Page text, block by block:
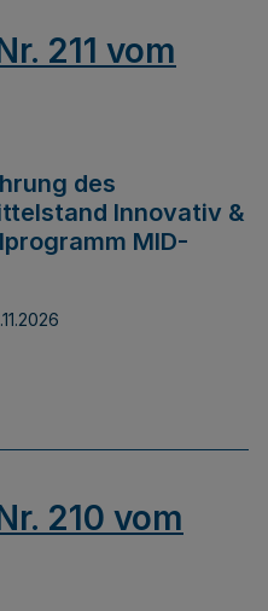
211 vom
des
Innovativ &
MID-
210 vom